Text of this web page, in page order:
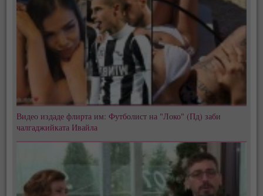
Видео издаде флирта им: Футболист на "Локо" (Пд) заби
чалгаджийката Ивайла